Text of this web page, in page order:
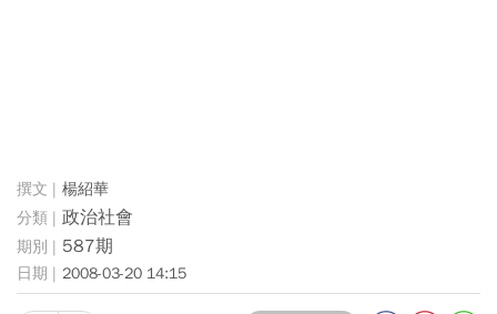
楊紹華
政治社會
587期
2008-03-20 14:15